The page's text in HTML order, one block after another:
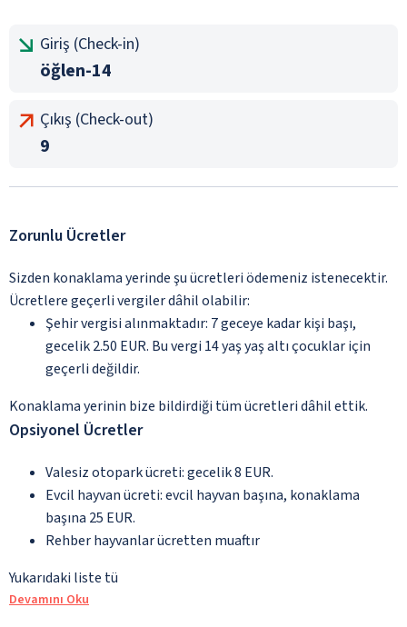
Giriş (Check-in)
öğlen-14
Çıkış (Check-out)
9
Zorunlu Ücretler
Sizden konaklama yerinde şu ücretleri ödemeniz istenecektir.
Ücretlere geçerli vergiler dâhil olabilir:
Şehir vergisi alınmaktadır: 7 geceye kadar kişi başı,
gecelik 2.50 EUR. Bu vergi 14 yaş yaş altı çocuklar için
geçerli değildir.
Konaklama yerinin bize bildirdiği tüm ücretleri dâhil ettik.
Opsiyonel Ücretler
Valesiz otopark ücreti: gecelik 8 EUR.
Evcil hayvan ücreti: evcil hayvan başına, konaklama
başına 25 EUR.
Rehber hayvanlar ücretten muaftır
Yukarıdaki liste tü
Devamını Oku